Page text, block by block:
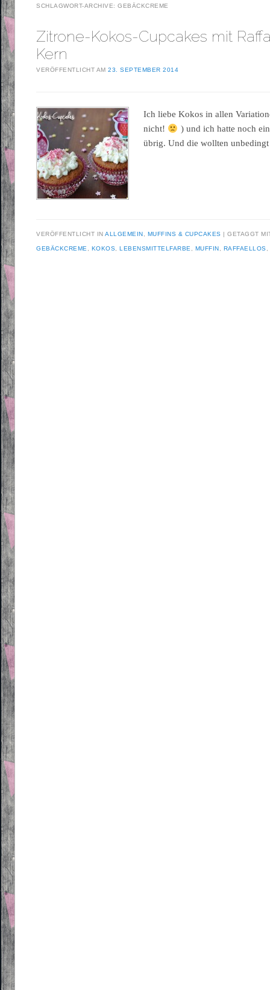
SCHLAGWORT-ARCHIVE:GEBÄCKCREME
Zitrone-Kokos-Cupcakes mit
Kern
VERÖFFENTLICHT AM23. SEPTEMBER 2014
Ich liebe Kokos in allen
nicht!
) und ich hatte noch
übrig. Und die wollten
VERÖFFENTLICHT INALLGEMEIN MUFFINS & CUPCAKES GETAGGT
GEBÄCKCREME KOKOS ,LEBENSMITTELFARBE MUFFIN RAFFAELLOS